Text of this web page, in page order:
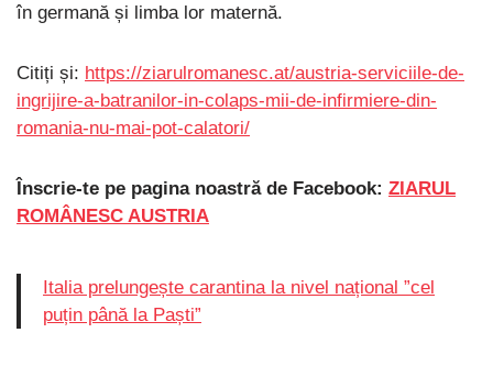
în germană și limba lor maternă.
Citiți și: https://ziarulromanesc.at/austria-serviciile-de-
ingrijire-a-batranilor-in-colaps-mii-de-infirmiere-din-
romania-nu-mai-pot-calatori/
Înscrie-te pe pagina noastră de Facebook: ZIARUL
ROMÂNESC AUSTRIA
Italia prelungește carantina la nivel național ”cel
puțin până la Paști”